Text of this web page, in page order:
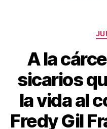
A la
sicarios
la vida al
Fredy Gil